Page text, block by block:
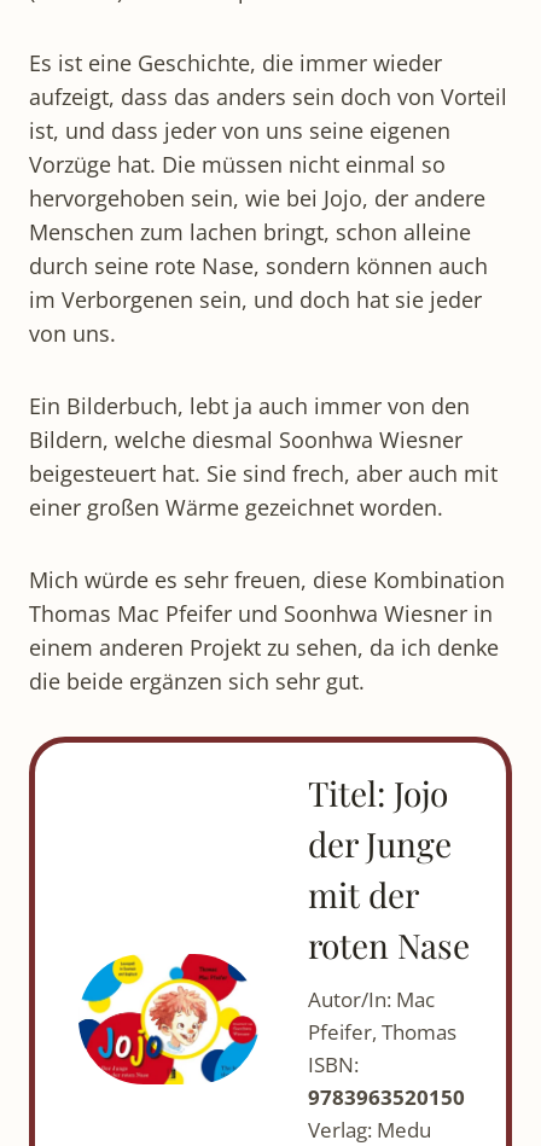
Es ist eine Geschichte, die immer wieder
aufzeigt, dass das anders sein doch von Vorteil
ist, und dass jeder von uns seine eigenen
Vorzüge hat. Die müssen nicht einmal so
hervorgehoben sein, wie bei Jojo, der andere
Menschen zum lachen bringt, schon alleine
durch seine rote Nase, sondern können auch
im Verborgenen sein, und doch hat sie jeder
von uns.
Ein Bilderbuch, lebt ja auch immer von den
Bildern, welche diesmal Soonhwa Wiesner
beigesteuert hat. Sie sind frech, aber auch mit
einer großen Wärme gezeichnet worden.
Mich würde es sehr freuen, diese Kombination
Thomas Mac Pfeifer und Soonhwa Wiesner in
einem anderen Projekt zu sehen, da ich denke
die beide ergänzen sich sehr gut.
Titel: Jojo
der Junge
mit der
roten Nase
Autor/In: Mac
Pfeifer, Thomas
ISBN:
9783963520150
Verlag: Medu